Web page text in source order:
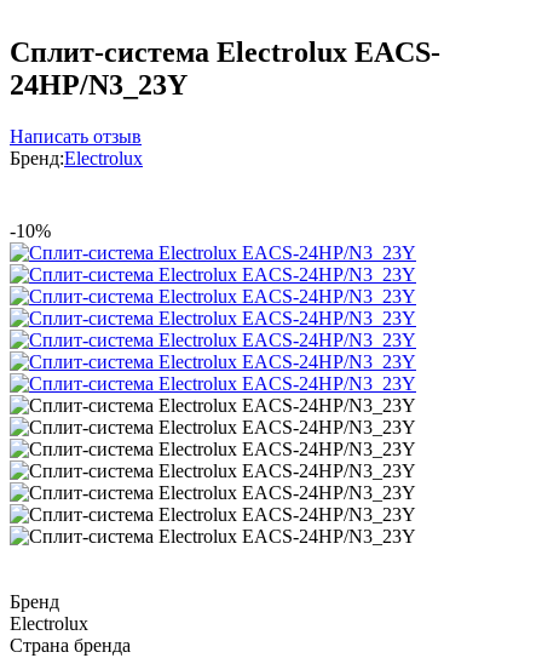
Сплит-система Electrolux EACS-
24HP/N3_23Y
Написать отзыв
Бренд:Electrolux
-10%
Бренд
Electrolux
Страна бренда